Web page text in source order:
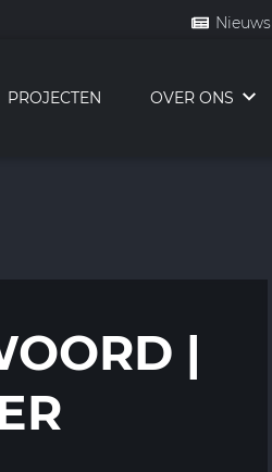
Nieuws
PROJECTEN OVER ONS
|